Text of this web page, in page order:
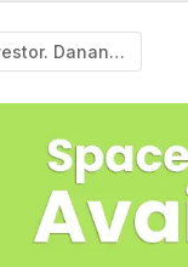
Investor. Danantara. Iklim Investasi.